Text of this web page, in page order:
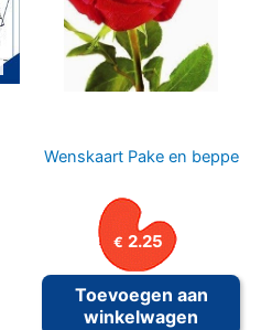
Wenskaart Pake en beppe
€ 2.25
Toevoegen aan
winkelwagen